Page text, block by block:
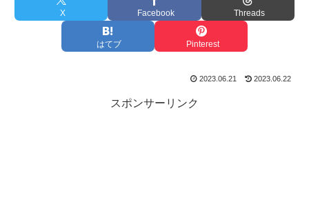
X Facebook Threads
はてブ Pinterest
2023.06.21 2023.06.22
スポンサーリンク